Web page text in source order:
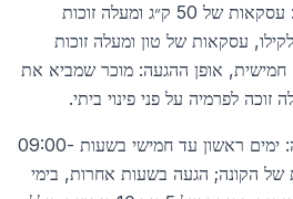
עד 20 אחוז. רביעית, כמות: עסקאות של 50 ק״ג ומעלה זוכות
עד 2 שקלים לקילו, עסקאות של טון ומעלה זוכות
של 10 עד 15 אחוז. חמישית, אופן ההגעה: מוכר שמביא את
לפרמיה על פני פינוי ביתי.
גורם שישי הוא מועד ההגעה: ימים ראשון עד חמישי בשעות 09:00-
של הקונה; הגעה בשעות אחרות, בימי